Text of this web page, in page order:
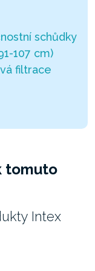
schůdky
107 cm)
filtrace
tomuto
Intex